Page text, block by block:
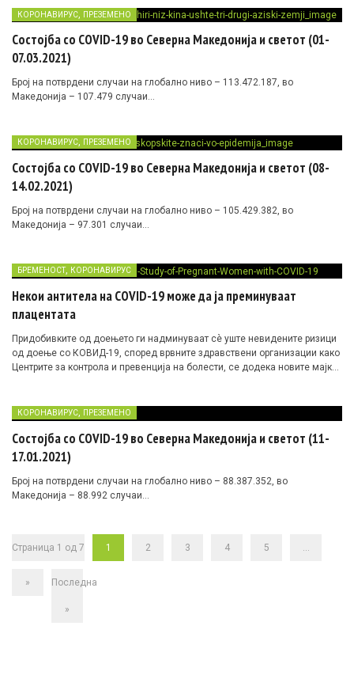
КОРОНАВИРУС ПРЕЗЕМЕНО
Состојба со COVID-19 во Северна Македонија и светот (01-
07.03.2021)
Број на потврдени случаи на глобално ниво – 113.472.187, во
Македонија – 107.479 случаи…
КОРОНАВИРУС, ПРЕЗЕМЕНО
Состојба со COVID-19 во Северна Македонија и светот (08-
14.02.2021)
Број на потврдени случаи на глобално ниво – 105.429.382, во
Македонија – 97.301 случаи…
БРЕМЕНОСТ, КОРОНАВИРУС
Некои антитела на COVID-19 може да ја преминуваат
плацентата
Придобивките од доењето ги надминуваат сè уште невидените ризици
од доење со КОВИД-19, според врвните здравствени организации како
Центрите за контрола и превенција на болести, се додека новите мајки
КОРОНАВИРУС, ПРЕЗЕМЕНО
Состојба со COVID-19 во Северна Македонија и светот (11-
17.01.2021)
Број на потврдени случаи на глобално ниво – 88.387.352, во
Македонија – 88.992 случаи…
Страница 1 од 7 1 2 3 4 5 ...
» Последна
»